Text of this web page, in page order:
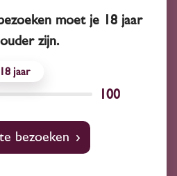
Frankrijk
aoc 1er Cru 'Vosgros'
2024
Chardonnay
Gilbert Picq
moet je 18 jaar
zijn.
18
100
bezoeken